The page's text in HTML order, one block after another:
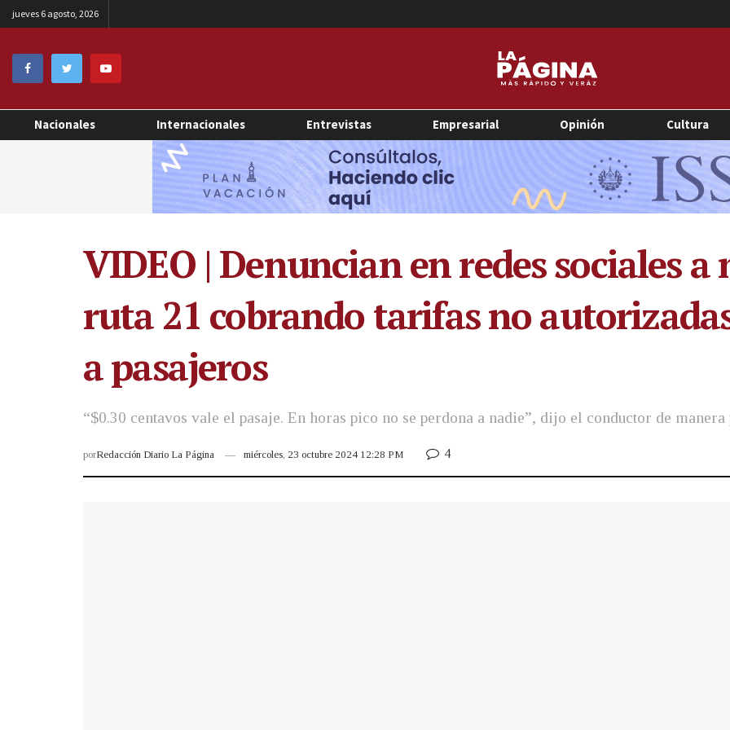
jueves 6 agosto, 2026
Nacionales Internacionales Entrevistas Empresarial Opinión Cultura
VIDEO | Denuncian en redes sociales
ruta 21 cobrando tarifas no
a pasajeros
“$0.30 centavos vale el pasaje. En horas pico no se perdona a nadie”, dijo el conductor de
porRedacción Diario La Página miércoles, 23 octubre 2024 12:28 PM 4